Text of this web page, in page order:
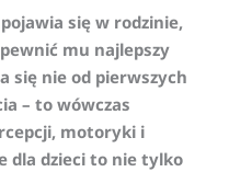
się w rodzinie,
mu najlepszy
się nie od pierwszych
– to wówczas
motoryki i
dla dzieci to nie tylko